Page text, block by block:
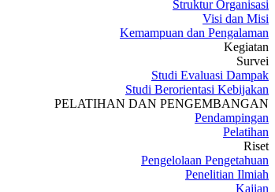
Struktur Organisasi
Visi dan Misi
Kemampuan dan Pengalaman
Kegiatan
Survei
Studi Evaluasi Dampak
Studi Berorientasi Kebijakan
PELATIHAN DAN PENGEMBANGAN
Pendampingan
Pelatihan
Riset
Pengelolaan Pengetahuan
Penelitian Ilmiah
Kajian